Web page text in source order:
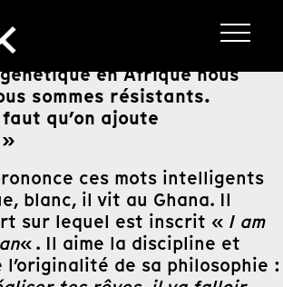
en Afrique nous
sommes résistants.
qu’on ajoute
ces mots intelligents
blanc, il vit au Ghana. Il
sur lequel est inscrit « I am
« . Il aime la discipline et
l’originalité de sa philosophie :